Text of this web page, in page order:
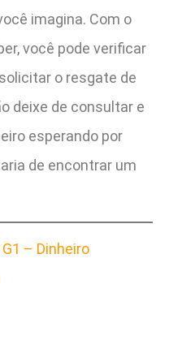
imagina. Com o
você pode verificar
o resgate de
deixe de consultar e
esperando por
de encontrar um
G1 – Dinheiro